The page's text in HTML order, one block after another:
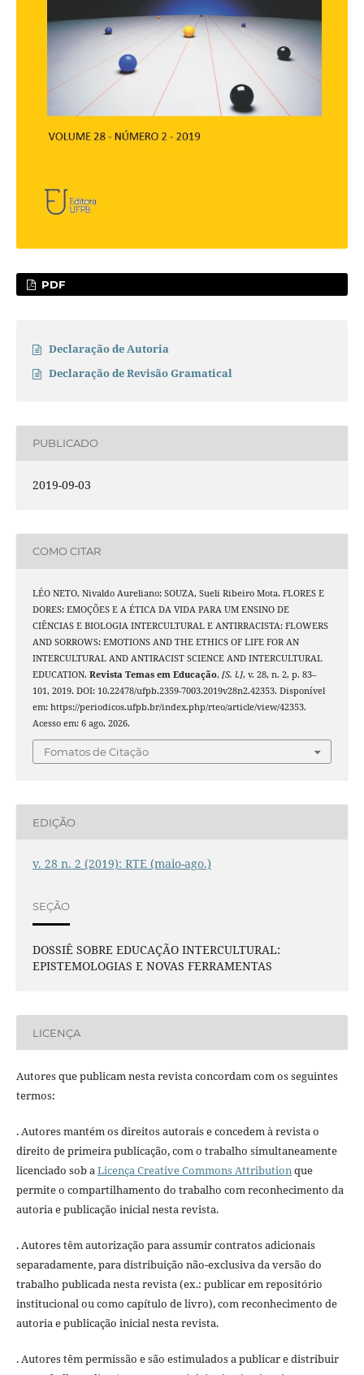
PDF
Declaração de Autoria
Declaração de Revisão Gramatical
PUBLICADO
2019-09-03
COMO CITAR
LÉO NETO, Nivaldo Aureliano; SOUZA, Sueli Ribeiro Mota. FLORES E
DORES: EMOÇÕES E A ÉTICA DA VIDA PARA UM ENSINO DE
CIÊNCIAS E BIOLOGIA INTERCULTURAL E ANTIRRACISTA: FLOWERS
AND SORROWS: EMOTIONS AND THE ETHICS OF LIFE FOR AN
INTERCULTURAL AND ANTIRACIST SCIENCE AND INTERCULTURAL
EDUCATION. Revista Temas em Educação, [S. l.], v. 28, n. 2, p. 83–
101, 2019. DOI: 10.22478/ufpb.2359-7003.2019v28n2.42353. Disponível
em: https://periodicos.ufpb.br/index.php/rteo/article/view/42353.
Acesso em: 6 ago. 2026.
Fomatos de Citação
EDIÇÃO
v. 28 n. 2 (2019): RTE (maio-ago.)
SEÇÃO
DOSSIÊ SOBRE EDUCAÇÃO INTERCULTURAL:
EPISTEMOLOGIAS E NOVAS FERRAMENTAS
LICENÇA
Autores que publicam nesta revista concordam com os seguintes
termos:
. Autores mantém os direitos autorais e concedem à revista o
direito de primeira publicação, com o trabalho simultaneamente
licenciado sob aLicença Creative Commons Attributionque
permite o compartilhamento do trabalho com reconhecimento da
autoria e publicação inicial nesta revista.
. Autores têm autorização para assumir contratos adicionais
separadamente, para distribuição não-exclusiva da versão do
trabalho publicada nesta revista (ex.: publicar em repositório
institucional ou como capítulo de livro), com reconhecimento de
autoria e publicação inicial nesta revista.
. Autores têm permissão e são estimulados a publicar e distribuir